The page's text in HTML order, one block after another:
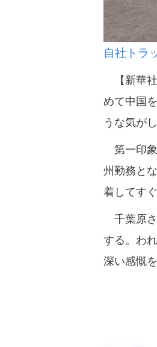
自社トラ
【新華社
めて中国
うな気が
第一印象
州勤務と
着してす
千葉原さ
する。わ
深い感慨